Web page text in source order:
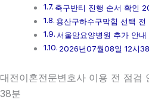
축구반티 진행 순서 확인
용산구하수구막힘 선택 전
서울암요양병원 추가 안
2026년07월08일 12시
대전이혼전문변호사 이용 전 점
38분